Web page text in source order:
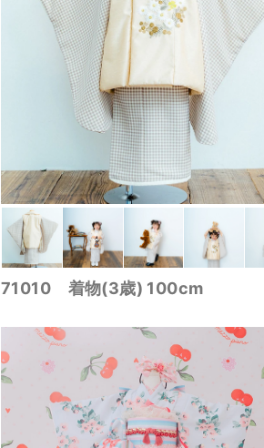
71010 着物(3歳) 100cm